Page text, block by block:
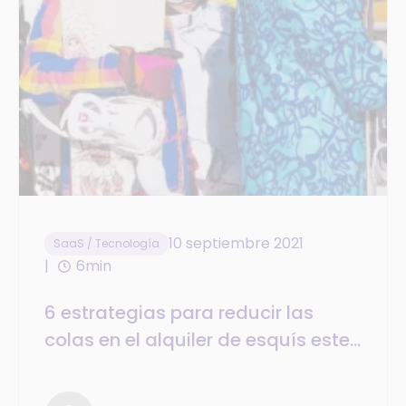
SaaS / Tecnología
10 septiembre 2021
6min
6 estrategias para reducir las
colas en el alquiler de esquís este